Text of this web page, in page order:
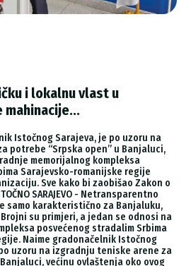
i lokalnu vlast u
mahinacije...
Istočnog Sarajeva, je po uzoru na
potrebe “Srpska open” u Banjaluci,
memorijalnog kompleksa
Sarajevsko-romanijske regije
Sve kako bi zaobišao Zakon o
samo karakteristično za Banjaluku,
su primjeri, a jedan se odnosi na
posvećenog stradalim Srbima
uzoru na izgradnju teniske arene za
većinu ovlaštenja oko ovog